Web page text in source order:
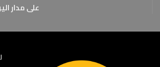
على مدار